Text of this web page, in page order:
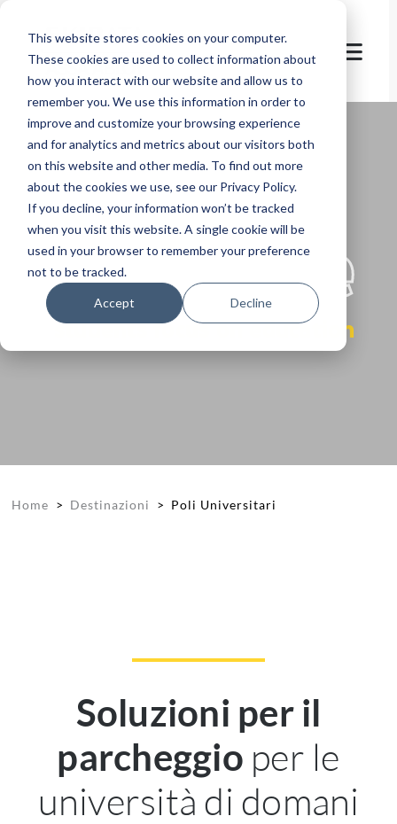
This website stores cookies on your computer.
These cookies are used to collect information about
how you interact with our website and allow us to
remember you. We use this information in order to
improve and customize your browsing experience
and for analytics and metrics about our visitors both
on this website and other media. To find out more
about the cookies we use, see our Privacy Policy.
If you decline, your information won’t be tracked
when you visit this website. A single cookie will be
used in your browser to remember your preference
not to be tracked.
Accept Decline
let's
welcome
students focus on education
Home > Destinazioni > Poli Universitari
Soluzioni per il
parcheggio per le
università di domani